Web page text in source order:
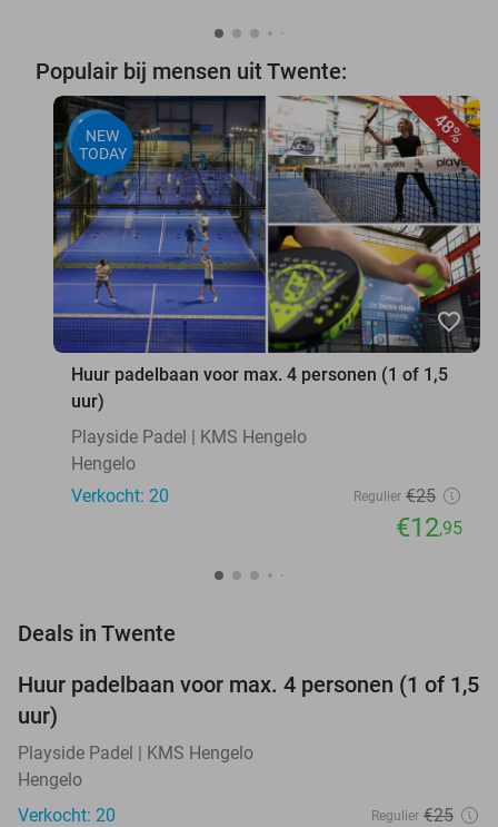
Populair bij mensen uit Twente:
48%
NEW
TODAY
favorite_border
Huur padelbaan voor max. 4 personen (1 of 1,5
uur)
Playside Padel | KMS Hengelo
Hengelo
Verkocht: 20
Regulier €25
€12,95
Deals in Twente
48%
NEW
TODAY
Huur padelbaan voor max. 4 personen (1 of 1,5
uur)
Playside Padel | KMS Hengelo
Hengelo
Verkocht: 20
Regulier €25